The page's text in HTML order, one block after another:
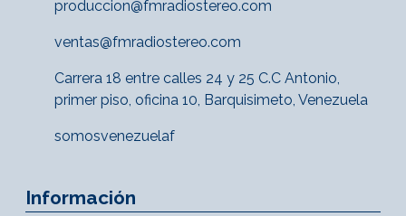
produccion@fmradiostereo.com
ventas@fmradiostereo.com
Carrera 18 entre calles 24 y 25 C.C Antonio,
primer piso, oficina 10, Barquisimeto, Venezuela
somosvenezuelaf
Información